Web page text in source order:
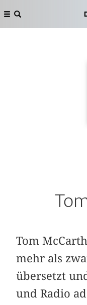
Tom
mehr als
übersetzt
und Radio